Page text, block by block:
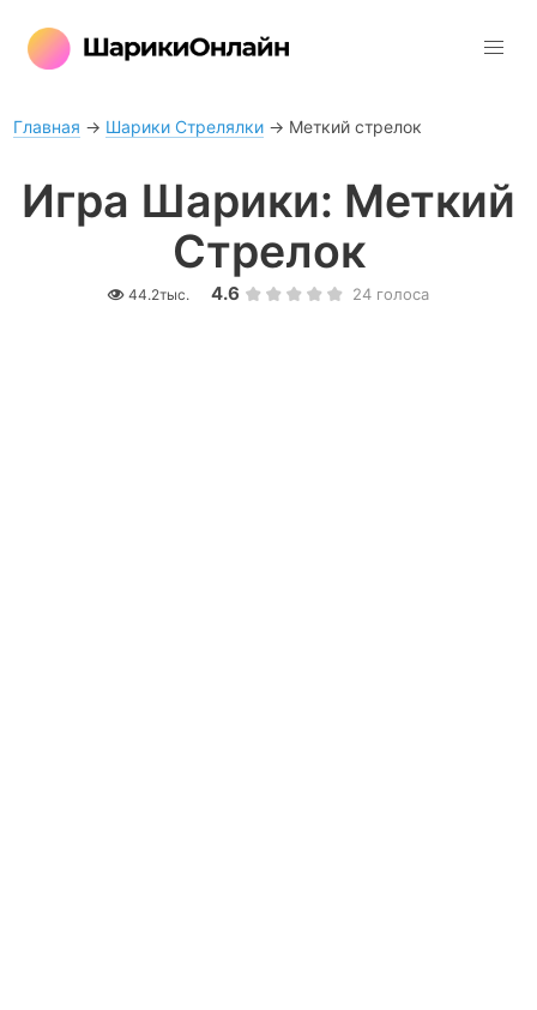
Главная → Шарики Стрелялки → Меткий стрелок
Игра Шарики: Меткий
Стрелок
44.2тыс. 4.6 24 голоса